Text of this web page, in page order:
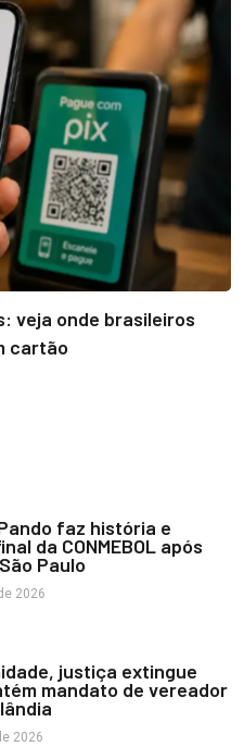
veja onde brasileiros
cartão
faz história e
da CONMEBOL após
Paulo
2026
justiça extingue
mandato de vereador
2026